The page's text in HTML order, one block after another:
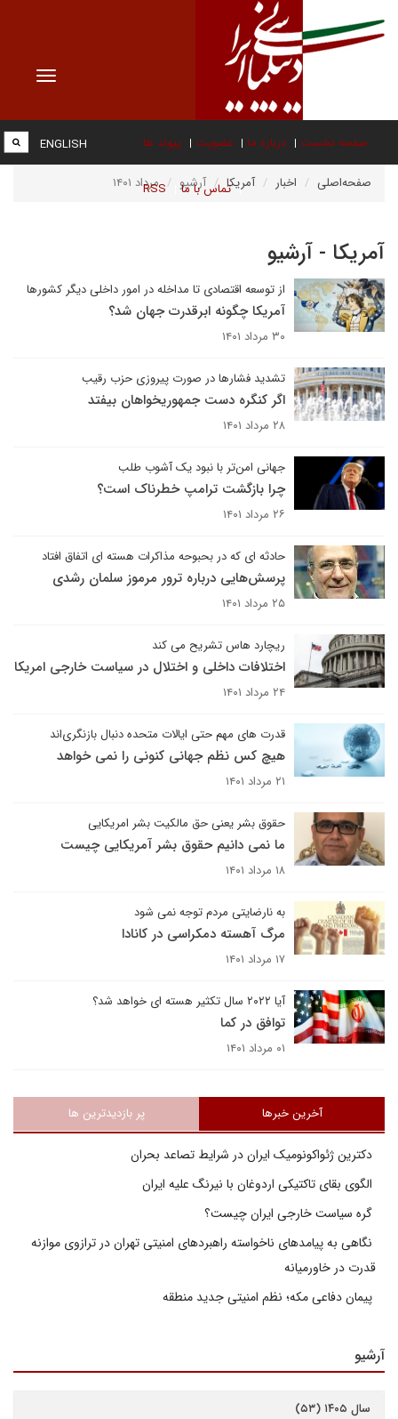
Toggle
صفحه نخست درباره ما عضویت پیوند ها
تماس با ما RSS
ENGLISH
صفحه‌اصلی اخبار آمریکا آرشیو مرداد ۱۴۰۱
آمریکا - آرشیو
از توسعه اقتصادی تا مداخله در امور داخلی دیگر کشورها
آمریکا چگونه ابرقدرت جهان شد؟
۳۰ مرداد ۱۴۰۱
تشدید فشارها در صورت پیروزی حزب رقیب
اگر کنگره دست جمهوریخواهان بیفتد
۲۸ مرداد ۱۴۰۱
جهانی امن‌تر با نبود یک آشوب طلب
چرا بازگشت ترامپ خطرناک است؟
۲۶ مرداد ۱۴۰۱
حادثه ای که در بحبوحه مذاکرات هسته ای اتفاق افتاد
پرسش‌هایی درباره ترور مرموز سلمان رشدی
۲۵ مرداد ۱۴۰۱
ریچارد هاس تشریح می کند
اختلافات داخلی و اختلال در سیاست خارجی امریکا
۲۴ مرداد ۱۴۰۱
قدرت های مهم حتی ایالات متحده دنبال بازنگری‌اند
هیچ کس نظم جهانی کنونی را نمی خواهد
۲۱ مرداد ۱۴۰۱
حقوق بشر یعنی حق مالکیت بشر امریکایی
ما نمی دانیم حقوق بشر آمریکایی چیست
۱۸ مرداد ۱۴۰۱
به نارضایتی مردم توجه نمی شود
مرگ آهسته دمکراسی در کانادا
۱۷ مرداد ۱۴۰۱
آیا ۲۰۲۲ سال تکثیر هسته ای خواهد شد؟
توافق در کما
۰۱ مرداد ۱۴۰۱
آخرین خبرها پر بازدیدترین ها
دکترین ژئواکونومیک ایران در شرایط تصاعد بحران
الگوی بقای تاکتیکی اردوغان با نیرنگ علیه ایران
گره سیاست خارجی ایران چیست؟
نگاهی به پیامدهای ناخواسته راهبردهای امنیتی تهران در ترازوی موازنه
قدرت در خاورمیانه
پیمان دفاعی مکه؛ نظم امنیتی جدید منطقه
آرشیو
سال ۱۴۰۵ (۵۳)